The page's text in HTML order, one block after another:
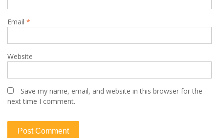
Email *
Website
Save my name, email, and website in this browser for the
next time I comment.